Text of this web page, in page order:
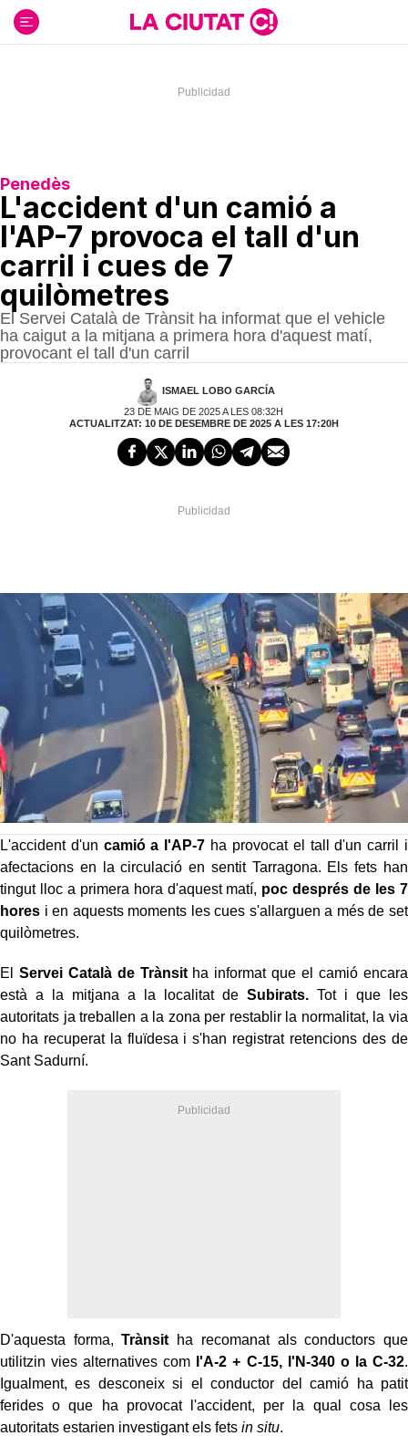
contenido
Penedès
L'accident d'un camió a
l'AP-7 provoca el tall d'un
carril i cues de 7
quilòmetres
El Servei Català de Trànsit ha informat que el vehicle
ha caigut a la mitjana a primera hora d'aquest matí,
provocant el tall d'un carril
ISMAEL LOBO GARCÍA
23 DE MAIG DE 2025 A LES 08:32H
ACTUALITZAT: 10 DE DESEMBRE DE 2025 A LES 17:20H
L'accident d'un camió a l'AP-7 ha provocat el tall d'un carril i
afectacions en la circulació en sentit Tarragona. Els fets han
tingut lloc a primera hora d'aquest matí, poc després de les 7
hores i en aquests moments les cues s'allarguen a més de set
quilòmetres.
El Servei Català de Trànsitha informat que el camió encara
està a la mitjana a la localitat de Subirats.Tot i que les
autoritats ja treballen a la zona per restablir la normalitat, la via
no ha recuperat la fluïdesa i s'han registrat retencions des de
Sant Sadurní.
D'aquesta forma,Trànsit ha recomanat als conductors que
utilitzin vies alternatives com l'A-2 + C-15, l'N-340 o la C-32.
Igualment, es desconeix si el conductor del camió ha patit
ferides o que ha provocat l'accident, per la qual cosa les
autoritats estarien investigant els fets in situ.